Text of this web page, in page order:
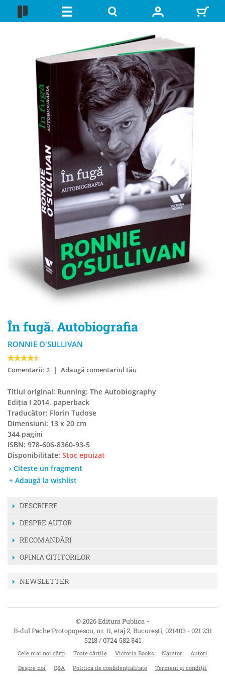
În fugă. Autobiografia
RONNIE O'SULLIVAN
Comentarii: 2 | Adaugă comentariul tău
Titlul original: Running: The Autobiography
Ediția I 2014, paperback
Traducător: Florin Tudose
Dimensiuni: 13 x 20 cm
344 pagini
ISBN: 978-606-8360-93-5
Disponibilitate: Stoc epuizat
› Citește un fragment
+ Adaugă la wishlist
DESCRIERE
DESPRE AUTOR
RECOMANDĂRI
OPINIA CITITORILOR
NEWSLETTER
© 2026 Editura Publica-
B-dul Pache Protopopescu, nr. 11, etaj 2, București, 021403 - 021 231
5218 / 0724 582 841
Cele mai noi cărți Toate cărțile Victoria Books Narator
Autori
Despre noi
Q&A Politica de confidențialitate Termeni și condiții